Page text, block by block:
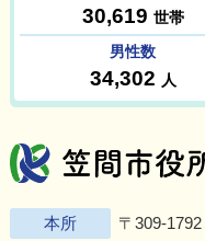
本所 〒309-